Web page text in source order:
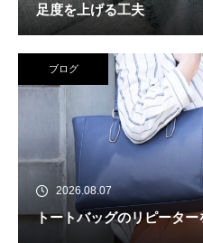
足度を上げる工夫
ブログ
2026.08.07
トートバッグのリピータ